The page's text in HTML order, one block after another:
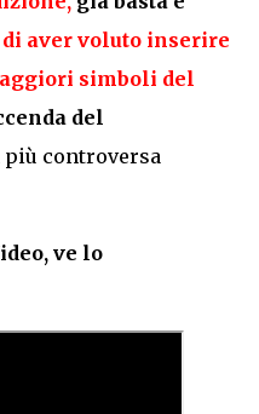
aver voluto inserire
simboli del
del
più controversa
ve lo